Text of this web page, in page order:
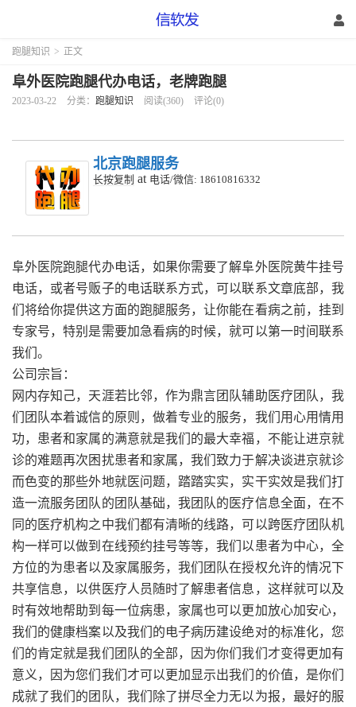
跑腿知识 > 正文
阜外医院跑腿代办电话，老牌跑腿
2023-03-22 分类： 跑腿知识 阅读(360) 评论(0)
北京跑腿服务
长按复制 at 电话/微信: 18610816332
阜外医院跑腿代办电话， 如果你需要了解阜外医院黄牛挂号
电话，或者号贩子的电话联系方式，可以联系文章底部，我
们将给你提供这方面的跑腿服务，让你能在看病之前，挂到
专家号，特别是需要加急看病的时候，就可以第一时间联系
我们。
公司宗旨：
网内存知己，天涯若比邻，作为鼎言团队辅助医疗团队，我
们团队本着诚信的原则，做着专业的服务，我们用心用情用
功，患者和家属的满意就是我们的最大幸福，不能让进京就
诊的难题再次困扰患者和家属，我们致力于解决谈进京就诊
而色变的那些外地就医问题，踏踏实实，实干实效是我们打
造一流服务团队的团队基础，我团队的医疗信息全面，在不
同的医疗机构之中我们都有清晰的线路，可以跨医疗团队机
构一样可以做到在线预约挂号等等，我们以患者为中心，全
方位的为患者以及家属服务，我们团队在授权允许的情况下
共享信息，以供医疗人员随时了解患者信息，这样就可以及
时有效地帮助到每一位病患，家属也可以更加放心加安心，
我们的健康档案以及我们的电子病历建设绝对的标准化，您
们的肯定就是我们团队的全部，因为你们我们才变得更加有
意义，因为您们我们才可以更加显示出我们的价值，是你们
成就了我们的团队，我们除了拼尽全力无以为报，最好的服